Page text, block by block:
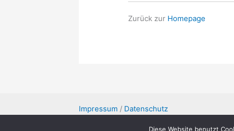
Zurück zur Homepage
Impressum / Datenschutz
Diese Website benutzt